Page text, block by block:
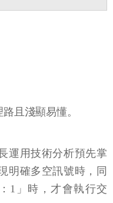
且淺顯易懂。
運用技術分析預先掌
明確多空訊號時，同
1」時，才會執行交